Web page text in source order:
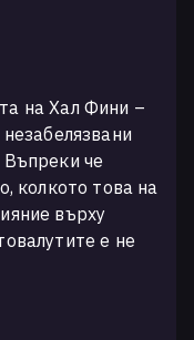
на Хал Фини –
че
колкото това на
върху
е не